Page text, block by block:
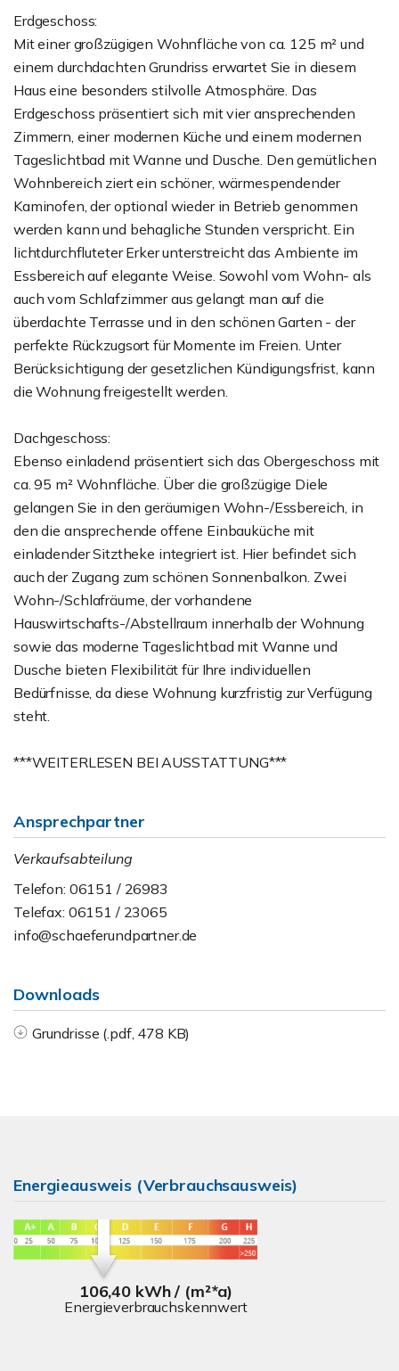
Erdgeschoss:
Mit einer großzügigen Wohnfläche von ca. 125 m² und
einem durchdachten Grundriss erwartet Sie in diesem
Haus eine besonders stilvolle Atmosphäre. Das
Erdgeschoss präsentiert sich mit vier ansprechenden
Zimmern, einer modernen Küche und einem modernen
Tageslichtbad mit Wanne und Dusche. Den gemütlichen
Wohnbereich ziert ein schöner, wärmespendender
Kaminofen, der optional wieder in Betrieb genommen
werden kann und behagliche Stunden verspricht. Ein
lichtdurchfluteter Erker unterstreicht das Ambiente im
Essbereich auf elegante Weise. Sowohl vom Wohn- als
auch vom Schlafzimmer aus gelangt man auf die
überdachte Terrasse und in den schönen Garten - der
perfekte Rückzugsort für Momente im Freien. Unter
Berücksichtigung der gesetzlichen Kündigungsfrist, kann
die Wohnung freigestellt werden.
Dachgeschoss:
Ebenso einladend präsentiert sich das Obergeschoss mit
ca. 95 m² Wohnfläche. Über die großzügige Diele
gelangen Sie in den geräumigen Wohn-/Essbereich, in
den die ansprechende offene Einbauküche mit
einladender Sitztheke integriert ist. Hier befindet sich
auch der Zugang zum schönen Sonnenbalkon. Zwei
Wohn-/Schlafräume, der vorhandene
Hauswirtschafts-/Abstellraum innerhalb der Wohnung
sowie das moderne Tageslichtbad mit Wanne und
Dusche bieten Flexibilität für Ihre individuellen
Bedürfnisse, da diese Wohnung kurzfristig zur Verfügung
steht.
***WEITERLESEN BEI AUSSTATTUNG***
Ansprechpartner
Verkaufsabteilung
Telefon: 06151 / 26983
Telefax: 06151 / 23065
info@schaeferundpartner.de
Downloads
Grundrisse (.pdf, 478 KB)
Energieausweis (Verbrauchsausweis)
106,40 kWh / (m²*a)
Energieverbrauchskennwert